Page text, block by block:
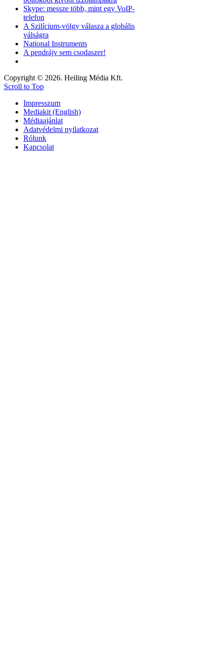
Skype: messze több, mint egy VoIP-
telefon
A Szilícium-völgy válasza a globális
válságra
National Instruments
A pendrájv sem csodaszer!
Copyright © 2026. Heiling Média Kft.
Scroll to Top
Impresszum
Mediakit (English)
Médiaajánlat
Adatvédelmi nyilatkozat
Rólunk
Kapcsolat